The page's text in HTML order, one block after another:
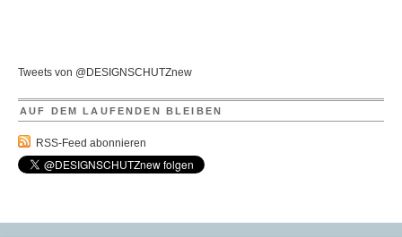
Tweets von @DESIGNSCHUTZnew
AUF DEM LAUFENDEN BLEIBEN
RSS-Feed abonnieren